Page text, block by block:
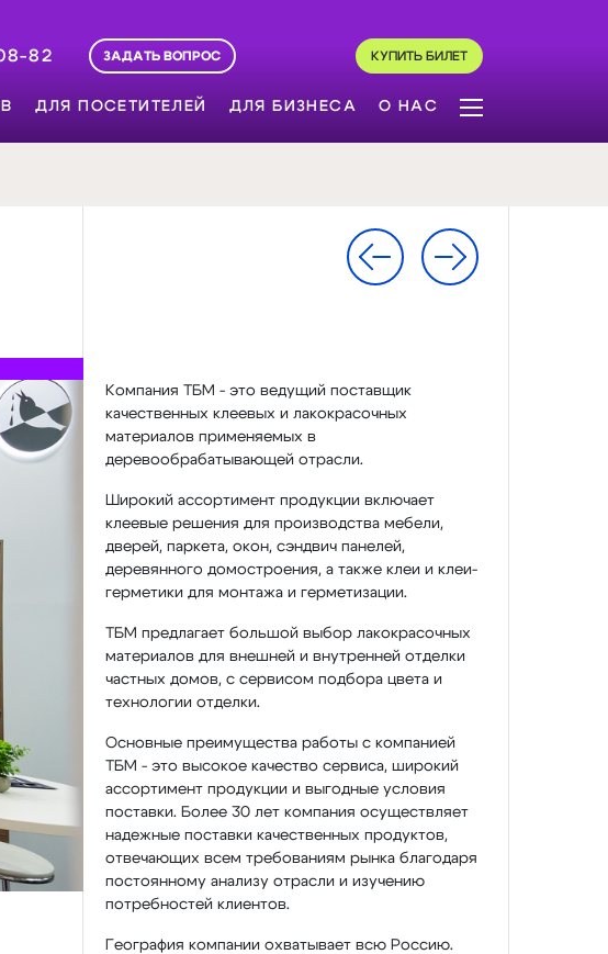
82
ЗАДАТЬ ВОПРОС КУПИТЬ БИЛЕТ
ДЛЯ ПОСЕТИТЕЛЕЙ ДЛЯ БИЗНЕСА О НАС
Компания ТБМ - это ведущий поставщик
качественных клеевых и лакокрасочных
материалов применяемых в
деревообрабатывающей отрасли.
Широкий ассортимент продукции включает
клеевые решения для производства мебели,
дверей, паркета, окон, сэндвич панелей,
деревянного домостроения, а также клеи и клеи-
герметики для монтажа и герметизации.
ТБМ предлагает большой выбор лакокрасочных
материалов для внешней и внутренней отделки
частных домов, с сервисом подбора цвета и
технологии отделки.
Основные преимущества работы с компанией
ТБМ - это высокое качество сервиса, широкий
ассортимент продукции и выгодные условия
поставки. Более 30 лет компания осуществляет
надежные поставки качественных продуктов,
отвечающих всем требованиям рынка благодаря
постоянному анализу отрасли и изучению
потребностей клиентов.
География компании охватывает всю Россию.